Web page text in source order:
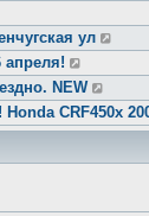
ул
NEW
CRF450x